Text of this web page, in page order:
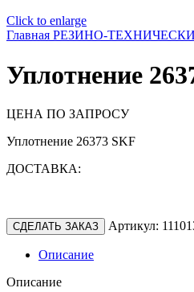
Click to enlarge
Главная РЕЗИНО-
Уплотнение
ЦЕНА ПО ЗАПРОСУ
Уплотнение 26373 SKF
ДОСТАВКА:
СДЕЛАТЬ ЗАКАЗ Артикул:
Описание
Описание